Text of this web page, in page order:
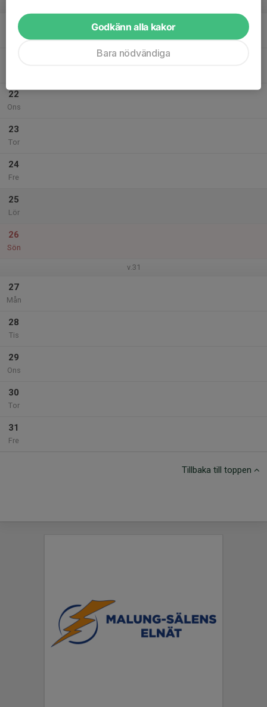
20
Mån
22
Ons
23
Tor
24
Fre
25
Lör
26
Sön
v.31
27
Mån
28
Tis
29
Ons
30
Tor
31
Fre
Tillbaka till toppen
Godkänn alla kakor
Bara nödvändiga